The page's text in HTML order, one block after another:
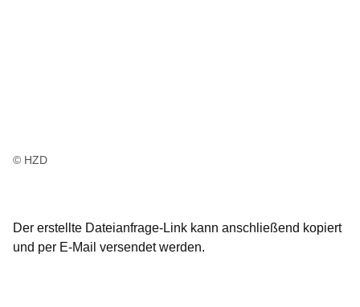
© HZD
Der erstellte Dateianfrage-Link kann anschließend kopiert
und per E-Mail versendet werden.